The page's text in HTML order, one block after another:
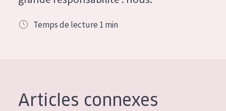
Crème de Jour
Démaquillants
Temps de lecture 1 min
Articles connexes